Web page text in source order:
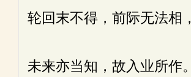
轮回末不得，前际无法相，
未来亦当知，故入业所作。